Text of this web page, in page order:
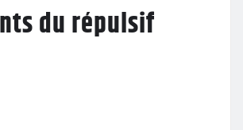
du répulsif